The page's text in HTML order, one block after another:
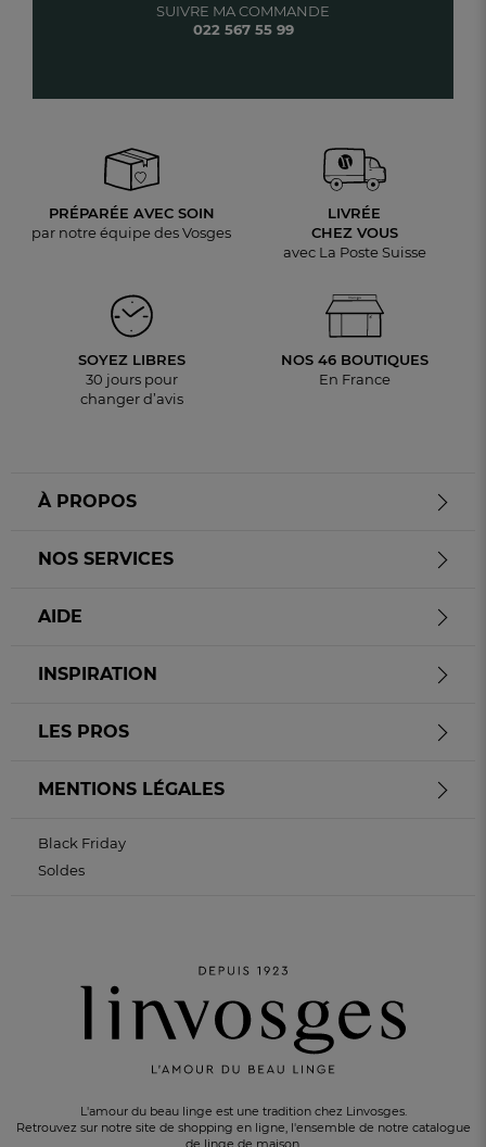
SUIVRE MA COMMANDE
022 567 55 99
PRÉPARÉE AVEC SOIN
par notre équipe des Vosges
LIVRÉE
CHEZ VOUS
avec La Poste Suisse
SOYEZ LIBRES
30 jours pour
changer d’avis
NOS 46 BOUTIQUES
En France
L'amour du beau linge est une tradition chez Linvosges.
Retrouvez sur notre site de shopping en ligne, l'ensemble de notre catalogue
de linge de maison.
À PROPOS
NOS SERVICES
AIDE
INSPIRATION
LES PROS
MENTIONS LÉGALES
Black Friday
Soldes